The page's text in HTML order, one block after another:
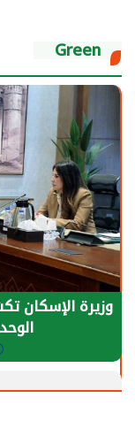
Green
وزيرة الإسكان